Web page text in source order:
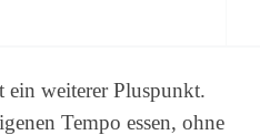
ein weiterer Pluspunkt.
Tempo essen, ohne